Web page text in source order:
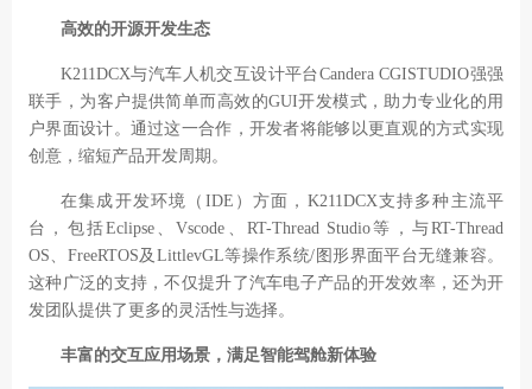
高效的开源开发生态
K211DCX与汽车人机交互设计平台Candera CGISTUDIO强强
联手，为客户提供简单而高效的GUI开发模式，助力专业化的用
户界面设计。通过这一合作，开发者将能够以更直观的方式实现
创意，缩短产品开发周期。
在集成开发环境（ IDE ）方面， K211DCX支持多种主流平
台，包括Eclipse、Vscode RT-Thread Studio等，与RT-Thread
OS
FreeRTOS及 LittlevGL等操作系统/ 图形界面平台无缝兼容。
这种广泛的支持，不仅提升了汽车电子产品的开发效率，还为开
发团队提供了更多的灵活性与选择。
丰富的交互应用场景，满足智能驾舱新体验